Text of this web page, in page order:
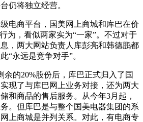
仍将独立经营。
电商平台，国美网上商城和库巴在价
为，看似两家实为“一家”。不过对于
，两大网站负责人库彭亮和韩德鹏都
“永远是竞争对手”。
余的20%股份后，库巴正式归入了国
现了与库巴网上业务对接，还为两大
和商品的售后服务。从今年3月起，
。但库巴是与整个国美电器集团的系
上商城是并列关系。对此，有电商专